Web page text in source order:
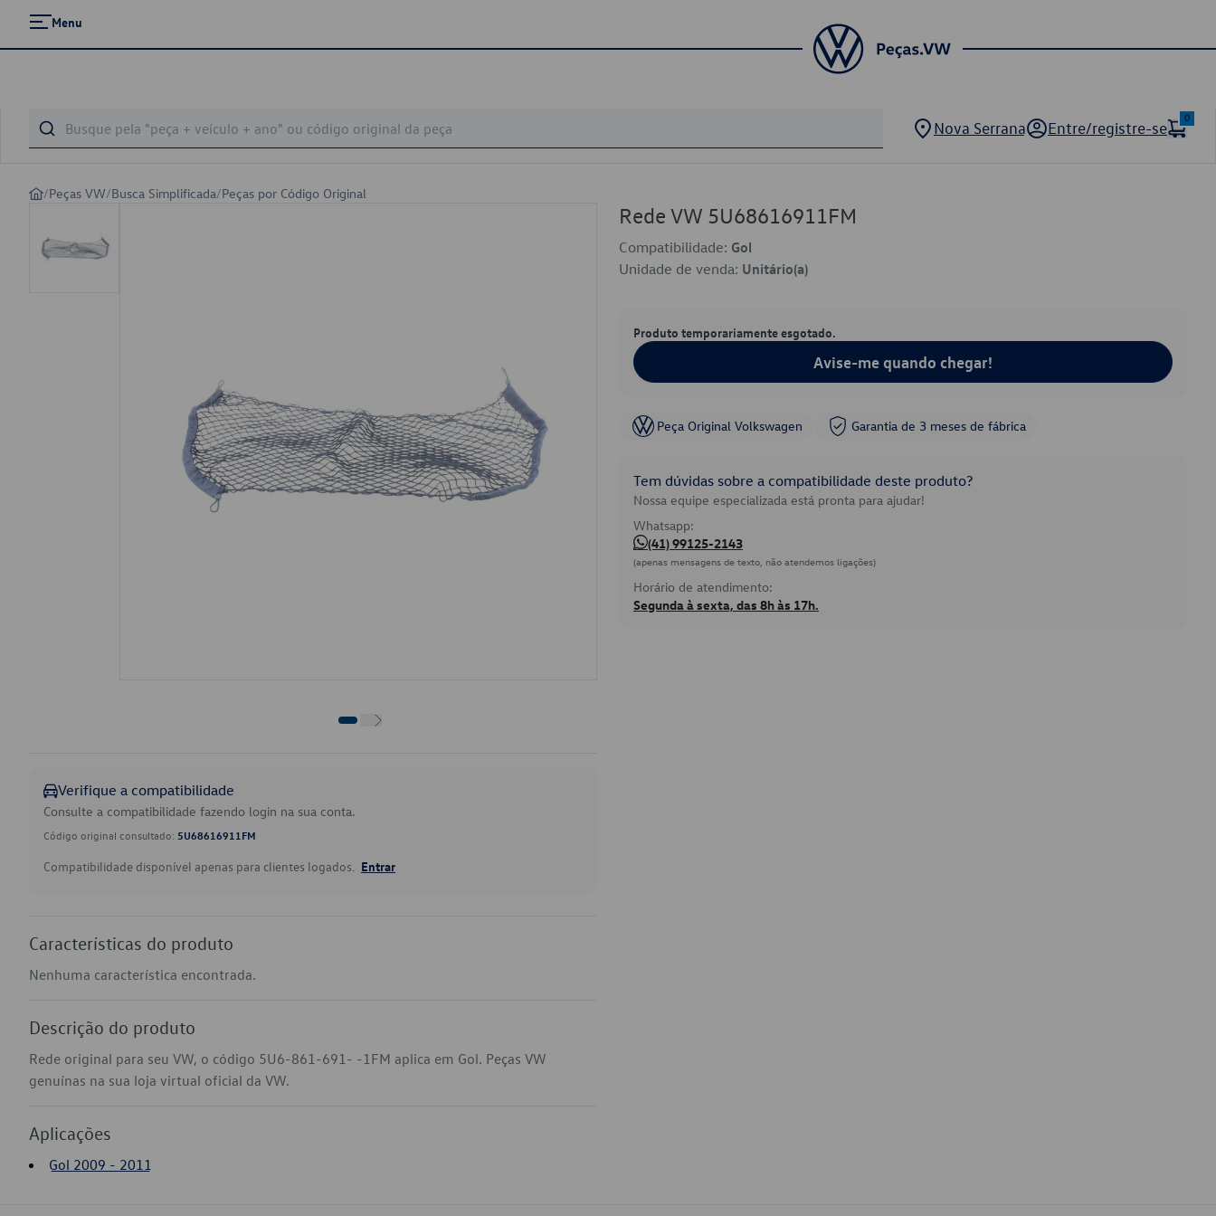
Menu
Nova Serrana Entre/registre-se
0
/Peças VW/Busca Simplificada/Peças por Código Original
Verifique a compatibilidade
Consulte a compatibilidade fazendo login na sua conta.
Código original consultado: 5U68616911FM
Compatibilidade disponível apenas para clientes logados. Entrar
Características do produto
Nenhuma característica encontrada.
Descrição do produto
Rede original para seu VW, o código 5U6-861-691- -1FM aplica em Gol. Peças VW
genuínas na sua loja virtual oficial da VW.
Aplicações
Gol 2009 - 2011
Rede VW 5U68616911FM
Compatibilidade: Gol
Unidade de venda: Unitário(a)
Produto temporariamente esgotado.
Avise-me quando chegar!
Peça Original Volkswagen Garantia de 3 meses de fábrica
Tem dúvidas sobre a compatibilidade deste produto?
Nossa equipe especializada está pronta para ajudar!
Whatsapp:
(41) 99125-2143
(apenas mensagens de texto, não atendemos ligações)
Horário de atendimento:
Segunda à sexta, das 8h às 17h.